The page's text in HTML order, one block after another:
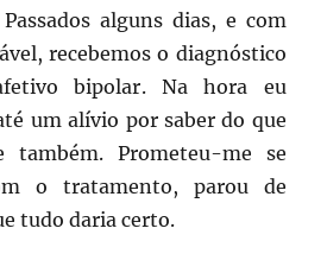
alguns dias, e com
recebemos o diagnóstico
bipolar. Na hora eu
um alívio por saber do que
Prometeu-me se
o tratamento, parou de
tudo daria certo.